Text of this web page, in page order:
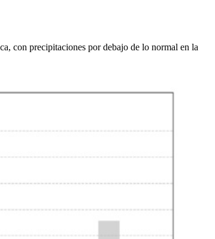
con precipitaciones por debajo de lo normal en la